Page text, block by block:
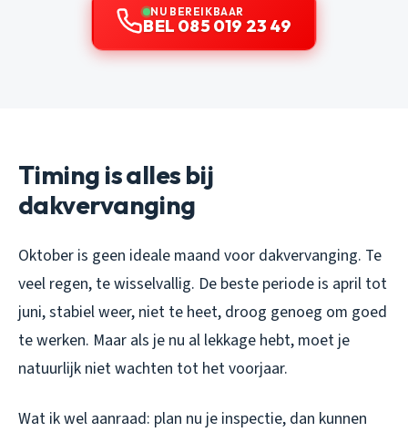
NU BEREIKBAAR
BEL 085 019 23 49
Timing is alles bij
dakvervanging
Oktober is geen ideale maand voor dakvervanging. Te
veel regen, te wisselvallig. De beste periode is april tot
juni, stabiel weer, niet te heet, droog genoeg om goed
te werken. Maar als je nu al lekkage hebt, moet je
natuurlijk niet wachten tot het voorjaar.
Wat ik wel aanraad: plan nu je inspectie, dan kunnen